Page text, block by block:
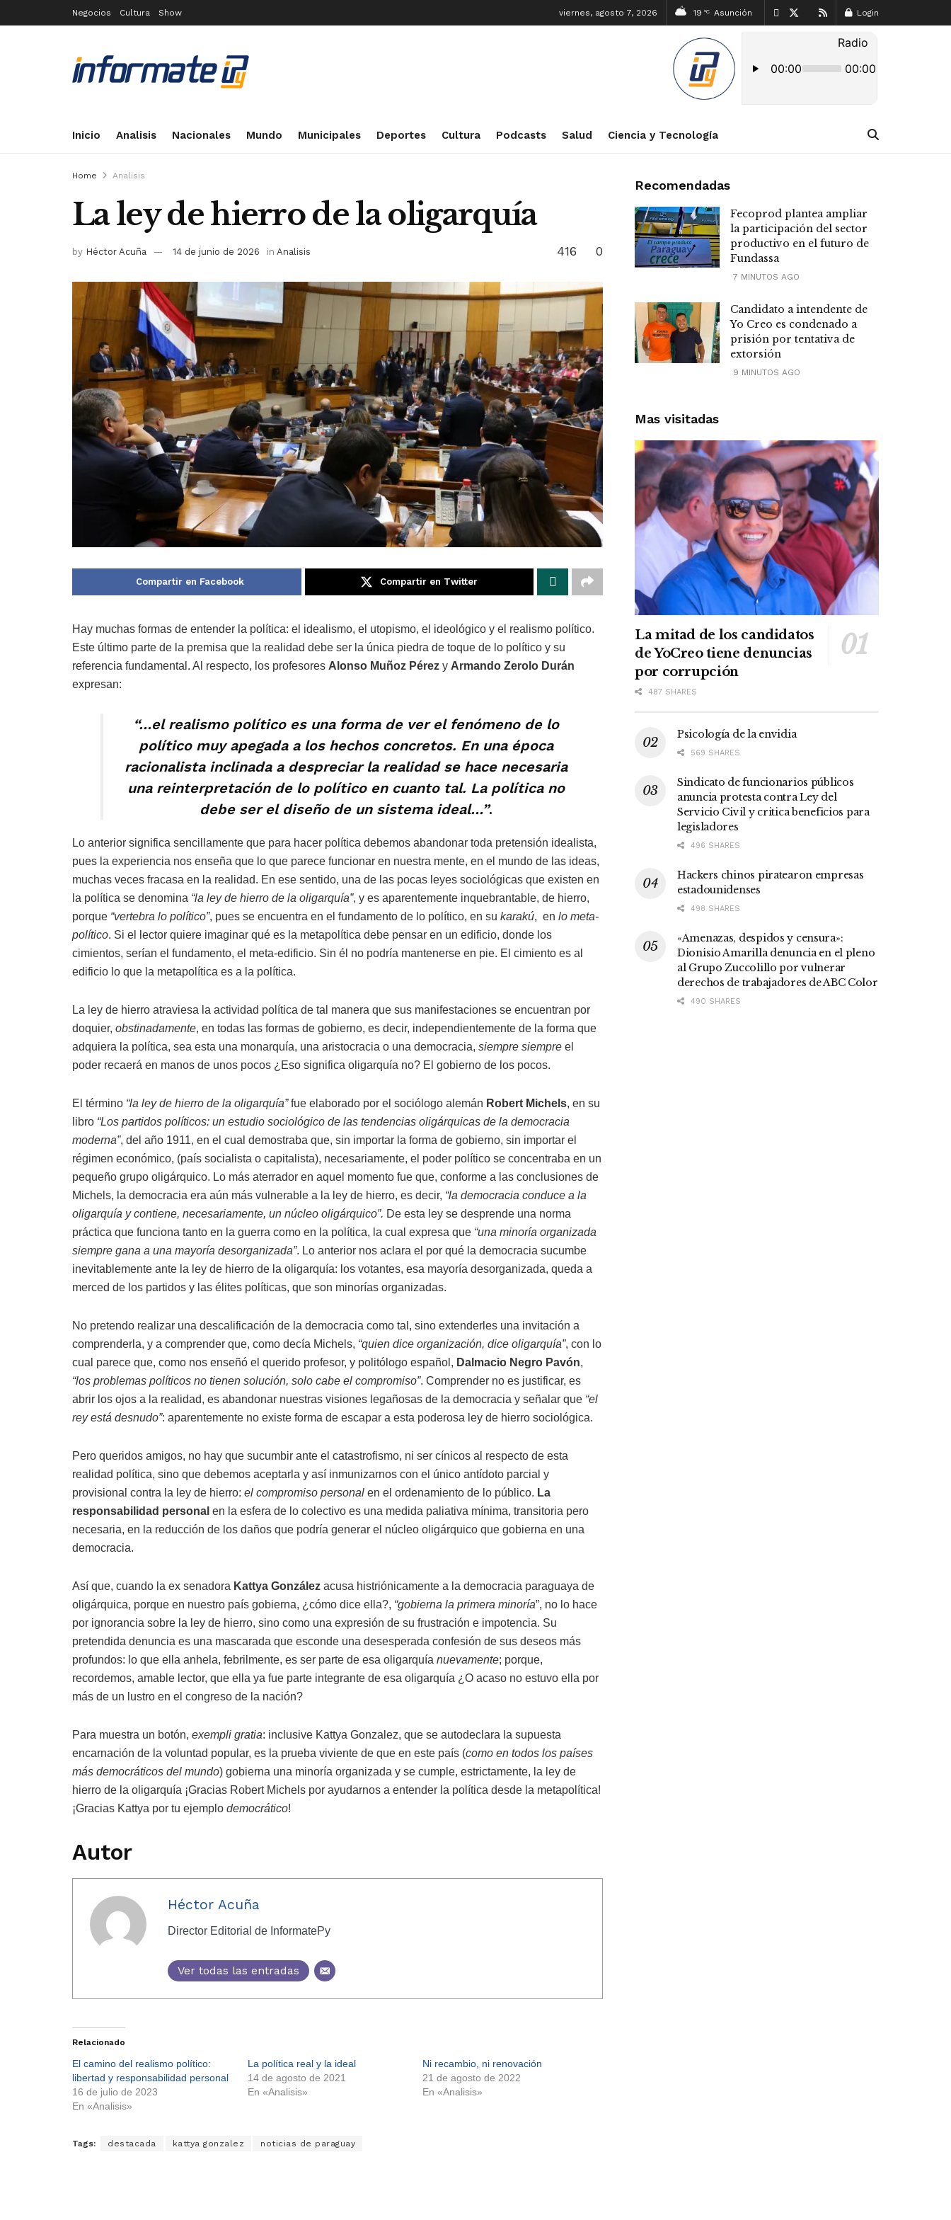
Negocios Cultura Show viernes, agosto 7, 2026 19 °C Asunción Login
Inicio Analisis Nacionales Mundo Municipales Deportes Cultura Podcasts Salud Ciencia y Tecnología
Home Analisis
La ley de hierro de la oligarquía
by Héctor Acuña 14 de junio de 2026 in Analisis 416 0
Compartir en Facebook Compartir en Twitter
Hay muchas formas de entender la política: el idealismo, el utopismo, el ideológico y el realismo político.
Este último parte de la premisa que la realidad debe ser la única piedra de toque de lo político y su
referencia fundamental. Al respecto, los profesores Alonso Muñoz Pérez y Armando Zerolo Durán
expresan:
“…el realismo político es una forma de ver el fenómeno de lo
político muy apegada a los hechos concretos. En una época
racionalista inclinada a despreciar la realidad se hace necesaria
una reinterpretación de lo político en cuanto tal. La política no
debe ser el diseño de un sistema ideal…”.
Lo anterior significa sencillamente que para hacer política debemos abandonar toda pretensión idealista,
pues la experiencia nos enseña que lo que parece funcionar en nuestra mente, en el mundo de las ideas,
muchas veces fracasa en la realidad. En ese sentido, una de las pocas leyes sociológicas que existen en
la política se denomina “la ley de hierro de la oligarquía”, y es aparentemente inquebrantable, de hierro,
porque “vertebra lo político”, pues se encuentra en el fundamento de lo político, en su karakú, en lo meta-
político. Si el lector quiere imaginar qué es la metapolítica debe pensar en un edificio, donde los
cimientos, serían el fundamento, el meta-edificio. Sin él no podría mantenerse en pie. El cimiento es al
edificio lo que la metapolítica es a la política.
La ley de hierro atraviesa la actividad política de tal manera que sus manifestaciones se encuentran por
doquier, obstinadamente, en todas las formas de gobierno, es decir, independientemente de la forma que
adquiera la política, sea esta una monarquía, una aristocracia o una democracia, siempre siempre el
poder recaerá en manos de unos pocos ¿Eso significa oligarquía no? El gobierno de los pocos.
El término “la ley de hierro de la oligarquía”fue elaborado por el sociólogo alemán Robert Michels, en su
libro “Los partidos políticos: un estudio sociológico de las tendencias oligárquicas de la democracia
moderna”, del año 1911, en el cual demostraba que, sin importar la forma de gobierno, sin importar el
régimen económico, (país socialista o capitalista), necesariamente, el poder político se concentraba en un
pequeño grupo oligárquico. Lo más aterrador en aquel momento fue que, conforme a las conclusiones de
Michels, la democracia era aún más vulnerable a la ley de hierro, es decir, “la democracia conduce a la
oligarquía y contiene, necesariamente, un núcleo oligárquico”. De esta ley se desprende una norma
práctica que funciona tanto en la guerra como en la política, la cual expresa que “una minoría organizada
siempre gana a una mayoría desorganizada”. Lo anterior nos aclara el por qué la democracia sucumbe
inevitablemente ante la ley de hierro de la oligarquía: los votantes, esa mayoría desorganizada, queda a
merced de los partidos y las élites políticas, que son minorías organizadas.
No pretendo realizar una descalificación de la democracia como tal, sino extenderles una invitación a
comprenderla, y a comprender que, como decía Michels, “quien dice organización, dice oligarquía”, con lo
cual parece que, como nos enseñó el querido profesor, y politólogo español, Dalmacio Negro Pavón,
“los problemas políticos no tienen solución, solo cabe el compromiso”. Comprender no es justificar, es
abrir los ojos a la realidad, es abandonar nuestras visiones legañosas de la democracia y señalar que “el
rey está desnudo”: aparentemente no existe forma de escapar a esta poderosa ley de hierro sociológica.
Pero queridos amigos, no hay que sucumbir ante el catastrofismo, ni ser cínicos al respecto de esta
realidad política, sino que debemos aceptarla y así inmunizarnos con el único antídoto parcial y
provisional contra la ley de hierro: el compromiso personal en el ordenamiento de lo público. La
responsabilidad personal en la esfera de lo colectivo es una medida paliativa mínima, transitoria pero
necesaria, en la reducción de los daños que podría generar el núcleo oligárquico que gobierna en una
democracia.
Así que, cuando la ex senadora Kattya González acusa histriónicamente a la democracia paraguaya de
oligárquica, porque en nuestro país gobierna, ¿cómo dice ella?, “gobierna la primera minoría”, no lo hace
por ignorancia sobre la ley de hierro, sino como una expresión de su frustración e impotencia. Su
pretendida denuncia es una mascarada que esconde una desesperada confesión de sus deseos más
profundos: lo que ella anhela, febrilmente, es ser parte de esa oligarquía nuevamente; porque,
recordemos, amable lector, que ella ya fue parte integrante de esa oligarquía ¿O acaso no estuvo ella por
más de un lustro en el congreso de la nación?
Para muestra un botón, exempli gratia: inclusive Kattya Gonzalez, que se autodeclara la supuesta
encarnación de la voluntad popular, es la prueba viviente de que en este país (como en todos los países
más democráticos del mundo) gobierna una minoría organizada y se cumple, estrictamente, la ley de
hierro de la oligarquía ¡Gracias Robert Michels por ayudarnos a entender la política desde la metapolítica!
¡Gracias Kattya por tu ejemplo democrático!
Autor
Héctor Acuña
Director Editorial de InformatePy
Ver todas las entradas
Relacionado
El camino del realismo político:
libertad y responsabilidad personal
16 de julio de 2023
En «Analisis»
La política real y la ideal
14 de agosto de 2021
En «Analisis»
Ni recambio, ni renovación
21 de agosto de 2022
En «Analisis»
Tags: destacada kattya gonzalez noticias de paraguay
Recomendadas
Fecoprod plantea ampliar
la participación del sector
productivo en el futuro de
Fundassa
7 MINUTOS AGO
Candidato a intendente de
Yo Creo es condenado a
prisión por tentativa de
extorsión
9 MINUTOS AGO
Mas visitadas
La mitad de los candidatos
de YoCreo tiene denuncias
por corrupción
487 SHARES
Psicología de la envidia
569 SHARES
Sindicato de funcionarios públicos
anuncia protesta contra Ley del
Servicio Civil y critica beneficios para
legisladores
496 SHARES
Hackers chinos piratearon empresas
estadounidenses
498 SHARES
«Amenazas, despidos y censura»:
Dionisio Amarilla denuncia en el pleno
al Grupo Zuccolillo por vulnerar
derechos de trabajadores de ABC Color
490 SHARES